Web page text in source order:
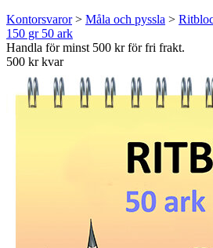
Kontorsvaror> Måla och pyssla >
150 gr 50 ark
Handla för minst 500 kr för fri frakt.
500 kr kvar